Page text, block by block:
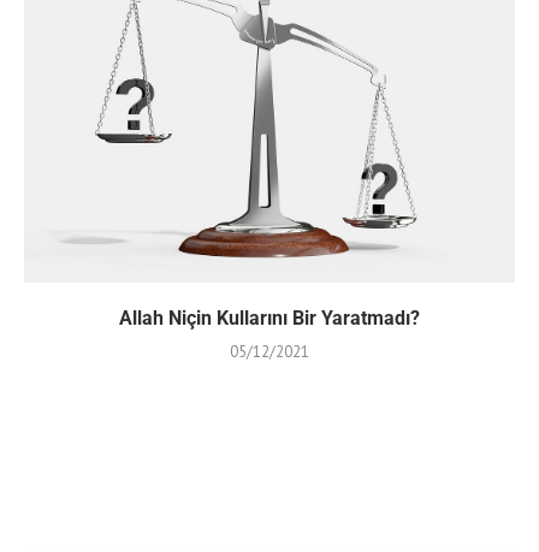
Allah Niçin Kullarını Bir Yaratmadı?
05/12/2021